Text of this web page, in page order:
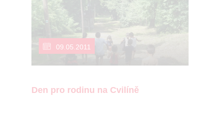
09.05.2011
Den pro rodinu na Cvilíně